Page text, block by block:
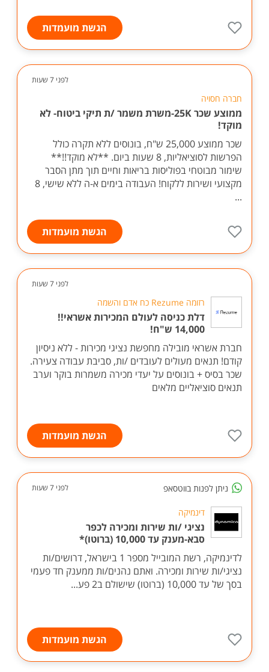
הגשת מועמדות
לפני 7 שעות
חברה חסויה
ממוצע שכר 25K-משרת משמר /ת תיקי ביטוח- לא
מוקד!
שכר ממוצע 25,000 ש"ח, בונוסים ללא תקרה כולל
הפרשות לסוציאליות, 8 שעות ביום. **לא מוקד!!**
שימור מבוטחי בפוליסות בריאות וחיים תוך מתן הסבר
מקצועי ושירות ללקוח! העבודה בימים א-ה ללא שישי, 8
...
הגשת מועמדות
לפני 7 שעות
רזומה Rezume כח אדם והשמה
דלת כניסה לעולם המכירות אשראי!!
14,000 ש"ח!
חברת אשראי מובילה מחפשת נציגי מכירות - ללא ניסיון
קודם! תנאים מעולים לעובדים /ות, סביבת עבודה צעירה.
שכר בסיס + בונוסים על יעדי מכירה משמרות בוקר וערב
תנאים סוציאליים מלאים
הגשת מועמדות
ניתן לפנות בווטסאפ לפני 7 שעות
דינמיקה
נציגי /ות שירות ומכירה לכפר
סבא-מענק עד 10,000 (ברוטו)*
לדינמיקה, רשת המובייל מספר 1 בישראל, דרושים/ות
נציגי/ות שירות ומכירה. ואתם נהנים/ות ממענק חד פעמי
בסך של עד 10,000 (ברוטו) שישולם ב2 פע...
הגשת מועמדות